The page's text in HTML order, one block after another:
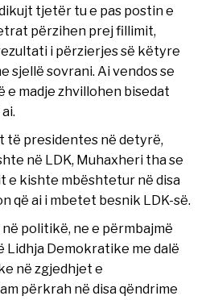
tjetër tu e pas postin e
përzihen prej fillimit,
i përzierjes së këtyre
sjellë sovrani. Ai vendos se
e madje zhvillohen bisedat
të presidentes në detyrë,
në LDK, Muhaxheri tha se
e kishte mbështetur në disa
që ai i mbetet besnik LDK-së.
në politikë, ne e përmbajmë
Lidhja Demokratike me dalë
në zgjedhjet e
përkrah në disa qëndrime